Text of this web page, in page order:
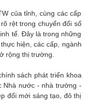
của tỉnh, cùng các cấp
rệt trong chuyển đổi số
tế. Đây là trong những
hiện, các cấp, ngành
rộng thị trường.
sách phát triển khoa
Nhà nước - nhà trường -
đổi mới sáng tạo, đô thị